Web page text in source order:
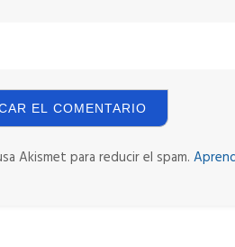
Akismet para reducir el spam.